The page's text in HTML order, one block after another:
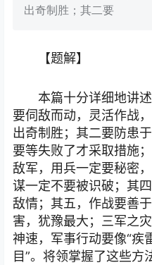
出奇制胜；其二要
【题解】
本篇十分详细地讲
要伺敌而动，灵活作战
出奇制胜；其二要防患
要等失败了才采取措施
敌军，用兵一定要秘密
谋一定不要被识破；其
敌情；其五，作战要善
害，犹豫最大；三军之
神速，军事行动要像“疾
目”。将领掌握了这些方